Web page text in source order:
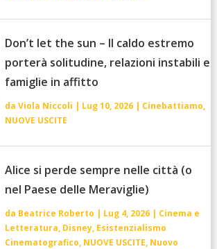
Don’t let the sun – Il caldo estremo
porterà solitudine, relazioni instabili e
famiglie in affitto
da Viola Niccoli | Lug 10, 2026| Cinebattiamo,
NUOVE USCITE
Alice si perde sempre nelle città (o
nel Paese delle Meraviglie)
da Beatrice Roberto | Lug 4, 2026| Cinema e
Letteratura, Disney, Esistenzialismo
Cinematografico, NUOVE USCITE, Nuovo